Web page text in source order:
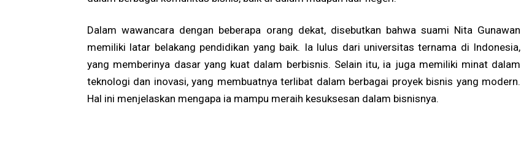
Dalam wawancara dengan beberapa orang dekat, disebutkan bahwa suami Nita Gunawan
memiliki latar belakang pendidikan yang baik. Ia lulus dari universitas ternama di Indonesia,
yang memberinya dasar yang kuat dalam berbisnis. Selain itu, ia juga memiliki minat dalam
teknologi dan inovasi, yang membuatnya terlibat dalam berbagai proyek bisnis yang modern.
Hal ini menjelaskan mengapa ia mampu meraih kesuksesan dalam bisnisnya.